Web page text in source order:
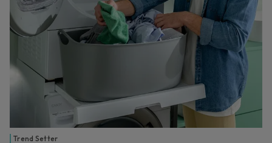
Trend Setter